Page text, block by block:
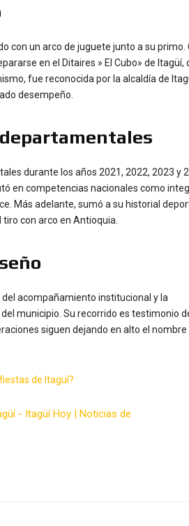
con un arco de juguete junto a su primo.
en el Ditaires » El Cubo» de Itagüí,
fue reconocida por la alcaldía de
desempeño.
durante los años 2021, 2022, 2023 y
en competencias nacionales como
Más adelante, sumó a su historial
con arco en Antioquia.
acompañamiento institucional y la
municipio. Su recorrido es testimonio
siguen dejando en alto el nombre
de Itagüí?